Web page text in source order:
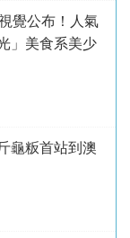
覺公布！人氣
」美食系美少
龜粄首站到澳